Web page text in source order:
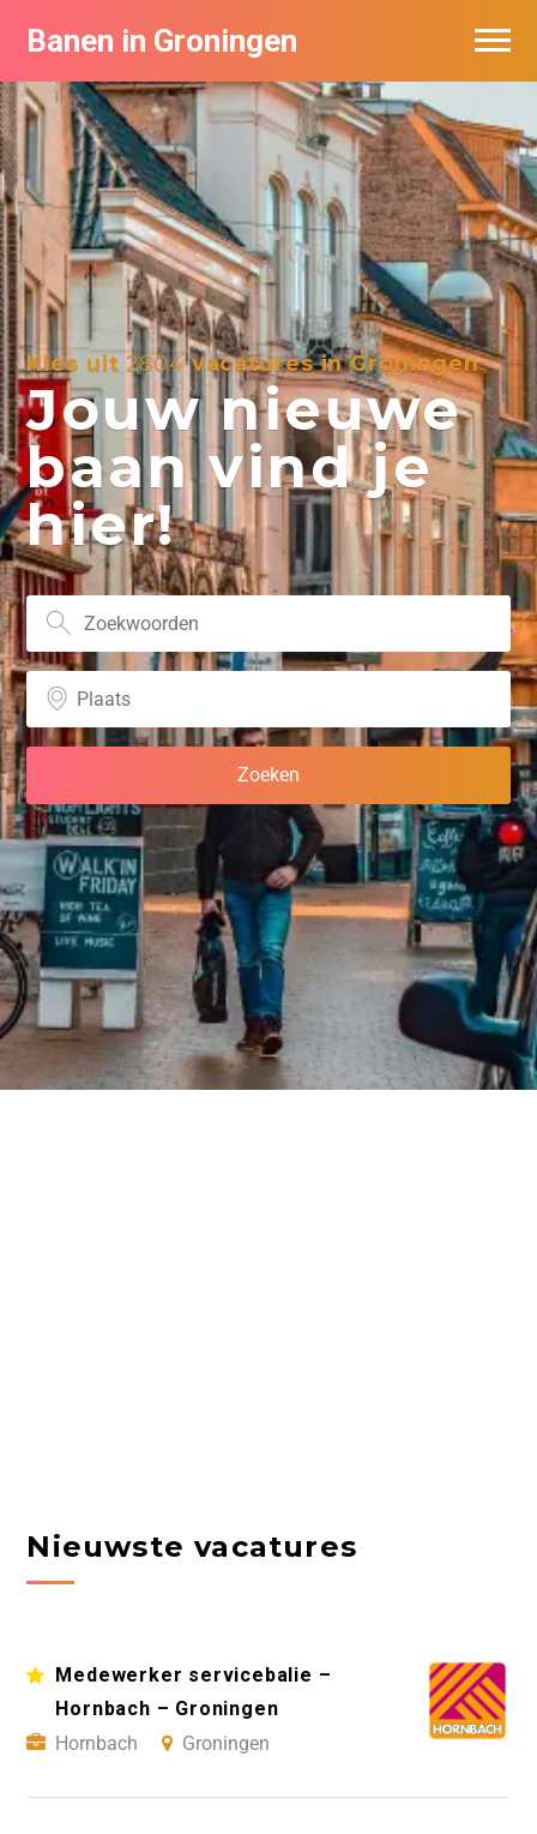
Banen in Groningen
Kies uit2804vacatures in Groningen
Jouw nieuwe
baan vind je
hier!
Nieuwste vacatures
Medewerker servicebalie –
Hornbach – Groningen
Hornbach
Groningen
Vacatures per bedrijf
De populairste vacatures in Groningen
Nieuwsbrief feed